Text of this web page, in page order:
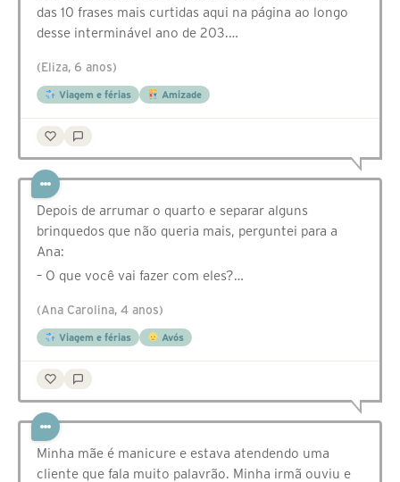
das 10 frases mais curtidas aqui na página ao longo
desse interminável ano de 203.…
(Eliza, 6 anos)
Viagem e férias Amizade
Depois de arrumar o quarto e separar alguns
brinquedos que não queria mais, perguntei para a
Ana:
– O que você vai fazer com eles?…
(Ana Carolina, 4 anos)
Viagem e férias Avós
Minha mãe é manicure e estava atendendo uma
cliente que fala muito palavrão. Minha irmã ouviu e